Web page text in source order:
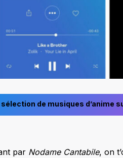
de musiques d’anime
par Nodame Cantabile, on